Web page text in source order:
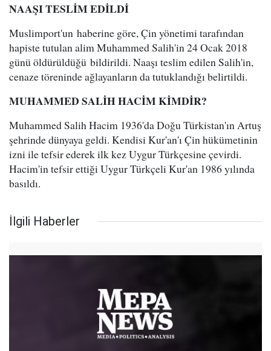
NAAŞI TESLİM EDİLDİ
Muslimport'un haberine göre, Çin yönetimi tarafından
hapiste tutulan alim Muhammed Salih'in 24 Ocak 2018
günü öldürüldüğü bildirildi. Naaşı teslim edilen Salih'in,
cenaze töreninde ağlayanların da tutuklandığı belirtildi.
MUHAMMED SALİH HACİM KİMDİR?
Muhammed Salih Hacim 1936'da Doğu Türkistan'ın Artuş
şehrinde dünyaya geldi. Kendisi Kur'an'ı Çin hükümetinin
izni ile tefsir ederek ilk kez Uygur Türkçesine çevirdi.
Hacim'in tefsir ettiği Uygur Türkçeli Kur'an 1986 yılında
basıldı.
İlgili Haberler